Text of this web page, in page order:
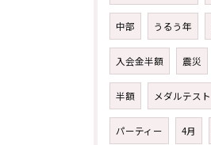
中部 うるう年
入会金半額 震災
半額 メダルテスト
パーティー 4月